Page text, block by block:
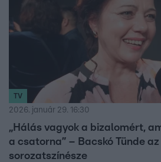
TV
2026. január 29. 16:30
„Hálás vagyok a bizalomért,
a csatorna” – Bacskó Tünde
sorozatszínésze